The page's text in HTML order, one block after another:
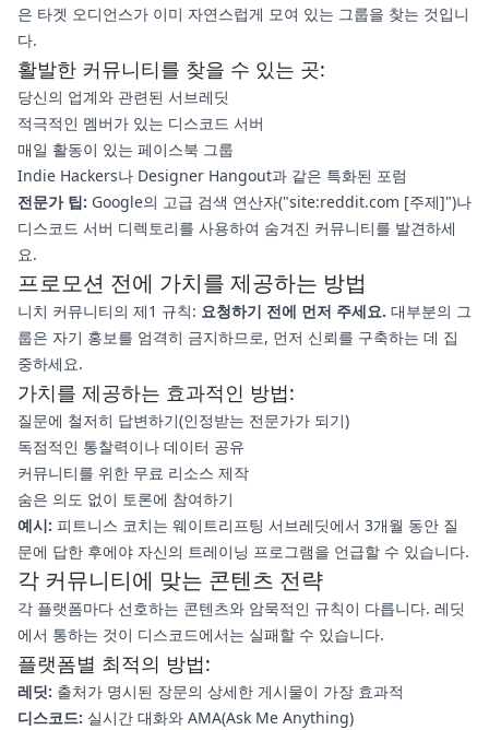
은 타겟 오디언스가 이미 자연스럽게 모여 있는 그룹을 찾는 것입니
다.
활발한 커뮤니티를 찾을 수 있는 곳:
당신의 업계와 관련된 서브레딧
적극적인 멤버가 있는 디스코드 서버
매일 활동이 있는 페이스북 그룹
Indie Hackers나 Designer Hangout과 같은 특화된 포럼
전문가 팁: Google의 고급 검색 연산자("site:reddit.com [주제]")나
디스코드 서버 디렉토리를 사용하여 숨겨진 커뮤니티를 발견하세
요.
프로모션 전에 가치를 제공하는 방법
니치 커뮤니티의 제1 규칙: 요청하기 전에 먼저 주세요. 대부분의 그
룹은 자기 홍보를 엄격히 금지하므로, 먼저 신뢰를 구축하는 데 집
중하세요.
가치를 제공하는 효과적인 방법:
질문에 철저히 답변하기(인정받는 전문가가 되기)
독점적인 통찰력이나 데이터 공유
커뮤니티를 위한 무료 리소스 제작
숨은 의도 없이 토론에 참여하기
예시: 피트니스 코치는 웨이트리프팅 서브레딧에서 3개월 동안 질
문에 답한 후에야 자신의 트레이닝 프로그램을 언급할 수 있습니다.
각 커뮤니티에 맞는 콘텐츠 전략
각 플랫폼마다 선호하는 콘텐츠와 암묵적인 규칙이 다릅니다. 레딧
에서 통하는 것이 디스코드에서는 실패할 수 있습니다.
플랫폼별 최적의 방법:
레딧: 출처가 명시된 장문의 상세한 게시물이 가장 효과적
디스코드: 실시간 대화와 AMA(Ask Me Anything)